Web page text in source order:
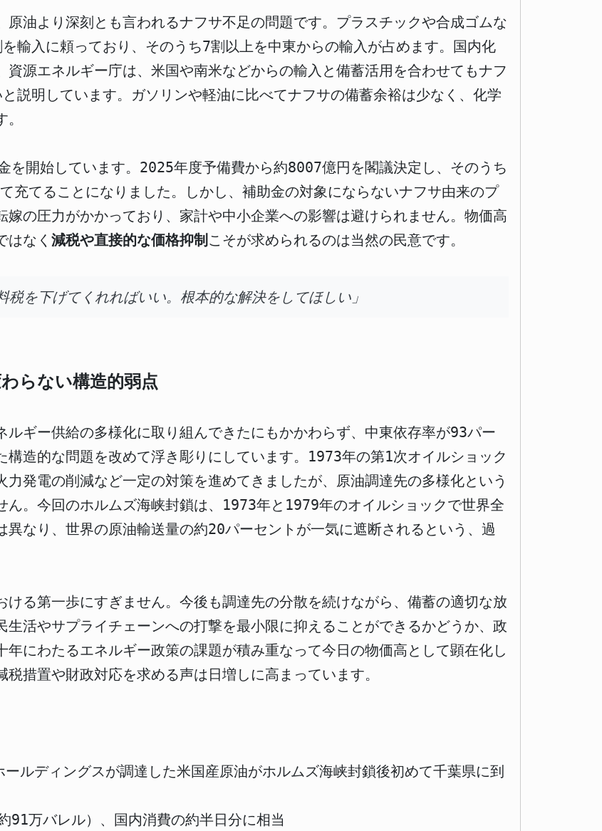
油より深刻とも言われるナフサ不足の問題です。プラスチックや合成ゴムな
輸入に頼っており、そのうち7割以上を中東からの輸入が占めます。国内化
源エネルギー庁は、米国や南米などからの輸入と備蓄活用を合わせてもナフ
説明しています。ガソリンや軽油に比べてナフサの備蓄余裕は少なく、化学
を開始しています。2025年度予備費から約8007億円を閣議決定し、そのうち
充てることになりました。しかし、補助金の対象にならないナフサ由来のプ
の圧力がかかっており、家計や中小企業への影響は避けられません。物価高
はなく 減税や直接的な価格抑制 こそが求められるのは当然の民意です。
税を下げてくれればいい。根本的な解決をしてほしい」
らない構造的弱点
ギー供給の多様化に取り組んできたにもかかわらず、中東依存率が93パー
造的な問題を改めて浮き彫りにしています。1973年の第1次オイルショック
発電の削減など一定の対策を進めてきましたが、原油調達先の多様化という
ん。今回のホルムズ海峡封鎖は、1973年と1979年のオイルショックで世界全
なり、世界の原油輸送量の約20パーセントが一気に遮断されるという、過
る第一歩にすぎません。今後も調達先の分散を続けながら、備蓄の適切な放
活やサプライチェーンへの打撃を最小限に抑えることができるかどうか、政
にわたるエネルギー政策の課題が積み重なって今日の物価高として顕在化し
措置や財政対応を求める声は日増しに高まっています。
ルディングスが調達した米国産原油がホルムズ海峡封鎖後初めて千葉県に到
91万バレル）、国内消費の約半日分に相当